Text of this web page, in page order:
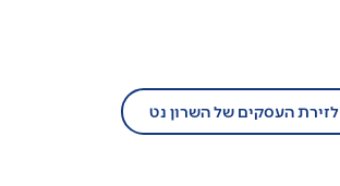
לזירת העסקים של השרון נט